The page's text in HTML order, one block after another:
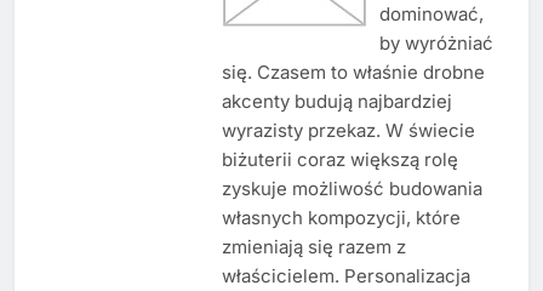
dominować,
by wyróżniać
się. Czasem to właśnie drobne
akcenty budują najbardziej
wyrazisty przekaz. W świecie
biżuterii coraz większą rolę
zyskuje możliwość budowania
własnych kompozycji, które
zmieniają się razem z
właścicielem. Personalizacja